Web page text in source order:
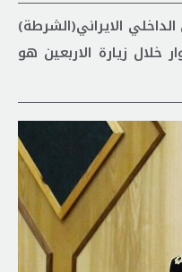
الايراني(الشرطة)
خلال زيارة الاربعين هو